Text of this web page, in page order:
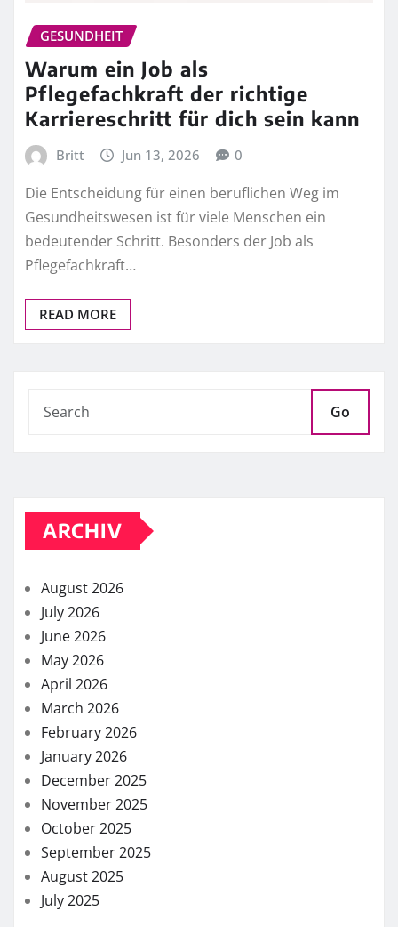
GESUNDHEIT
Warum ein Job als
Pflegefachkraft der richtige
Karriereschritt für dich sein kann
Britt Jun 13, 2026 0
Die Entscheidung für einen beruflichen Weg im
Gesundheitswesen ist für viele Menschen ein
bedeutender Schritt. Besonders der Job als
Pflegefachkraft…
READ MORE
Go
ARCHIV
August 2026
July 2026
June 2026
May 2026
April 2026
March 2026
February 2026
January 2026
December 2025
November 2025
October 2025
September 2025
August 2025
July 2025